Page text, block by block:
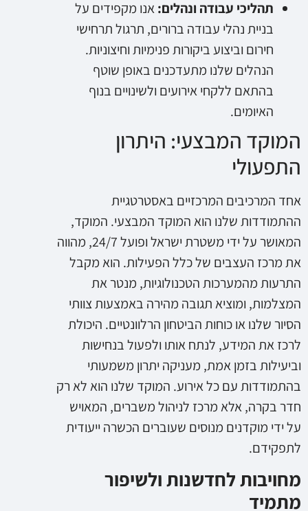
תהליכי עבודה ונהלים:אנו מקפידים על
בניית נהלי עבודה ברורים, תרגול תרחישי
חירום וביצוע ביקורות פנימיות וחיצוניות.
הנהלים שלנו מתעדכנים באופן שוטף
בהתאם ללקחי אירועים ולשינויים בנוף
האיומים.
המוקד המבצעי: היתרון
התפעולי
אחד המרכיבים המרכזיים באסטרטגיית
ההתמודדות שלנו הוא המוקד המבצעי. המוקד,
המאושר על ידי משטרת ישראל ופועל 24/7, מהווה
את מרכז העצבים של כלל הפעילות. הוא מקבל
התרעות מהמערכות הטכנולוגיות, מנטר את
המצלמות, ומוציא תגובה מהירה באמצעות צוותי
הסיור שלנו או כוחות הביטחון הרלוונטיים. היכולת
לרכז את המידע, לנתח אותו ולפעול בנחישות
וביעילות בזמן אמת, מעניקה יתרון משמעותי
בהתמודדות עם כל אירוע. המוקד שלנו הוא לא רק
חדר בקרה, אלא מרכז לניהול משברים, המאויש
על ידי מוקדנים מנוסים שעוברים הכשרה ייעודית
לתפקידם.
מחויבות לחדשנות ולשיפור
מתמיד